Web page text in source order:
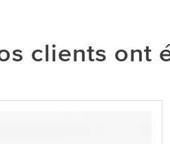
clients ont